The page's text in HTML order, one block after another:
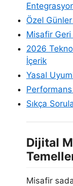
Özel
Misafir
2026
İçerik
Yasal
Sıkça
Dijital
Misafir